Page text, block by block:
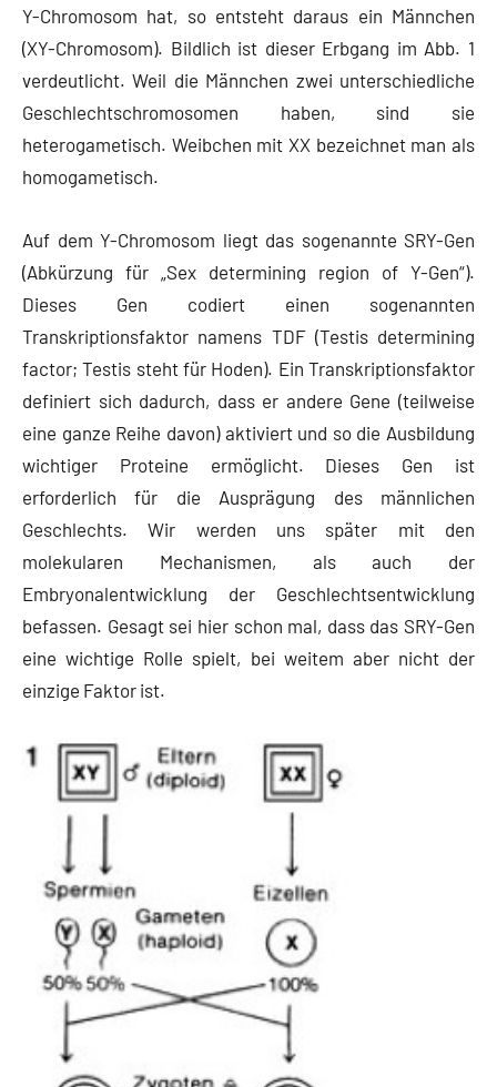
Y-Chromosom hat, so entsteht daraus ein Männchen
(XY-Chromosom). Bildlich ist dieser Erbgang im Abb. 1
verdeutlicht. Weil die Männchen zwei unterschiedliche
Geschlechtschromosomen haben, sind sie
heterogametisch. Weibchen mit XX bezeichnet man als
homogametisch.
Auf dem Y-Chromosom liegt das sogenannte SRY-Gen
(Abkürzung für „Sex determining region of Y-Gen“).
Dieses Gen codiert einen sogenannten
Transkriptionsfaktor namens TDF (Testis determining
factor; Testis steht für Hoden). Ein Transkriptionsfaktor
definiert sich dadurch, dass er andere Gene (teilweise
eine ganze Reihe davon) aktiviert und so die Ausbildung
wichtiger Proteine ermöglicht. Dieses Gen ist
erforderlich für die Ausprägung des männlichen
Geschlechts. Wir werden uns später mit den
molekularen Mechanismen, als auch der
Embryonalentwicklung der Geschlechtsentwicklung
befassen. Gesagt sei hier schon mal, dass das SRY-Gen
eine wichtige Rolle spielt, bei weitem aber nicht der
einzige Faktor ist.